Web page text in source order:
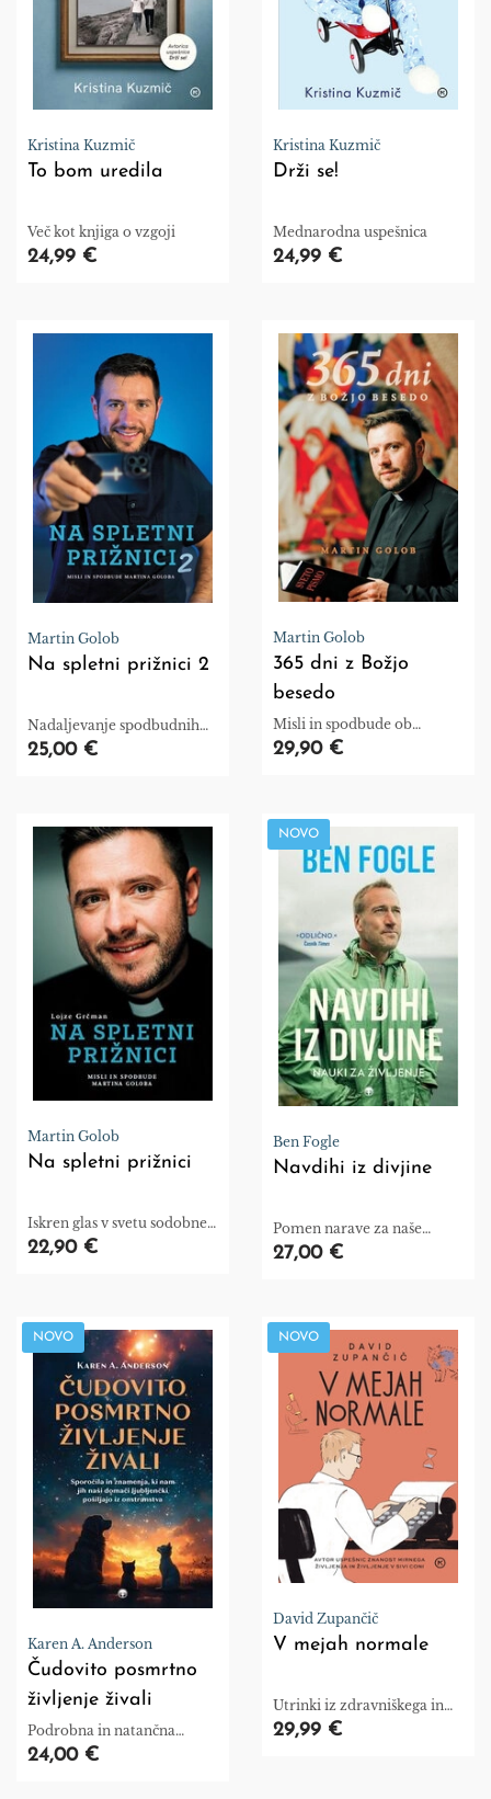
Kristina Kuzmič
To bom uredila
Več kot knjiga o vzgoji
24,99 €
Kristina Kuzmič
Drži se!
Mednarodna uspešnica
24,99 €
Martin Golob
Na spletni prižnici 2
Nadaljevanje spodbudnih
misli
25,00 €
Martin Golob
365 dni z Božjo
besedo
Misli in spodbude ob
Svetem pismu
29,90 €
Martin Golob
Na spletni prižnici
Iskren glas v svetu sodobne
duhovnosti
22,90 €
NOVO
Ben Fogle
Navdihi iz divjine
Pomen narave za naše
življenje.
27,00 €
NOVO
Karen A. Anderson
Čudovito posmrtno
življenje živali
Podrobna in natančna
sporočila živali.
24,00 €
NOVO
David Zupančič
V mejah normale
Utrinki iz zdravniškega in
osebnega vsakdana
29,99 €